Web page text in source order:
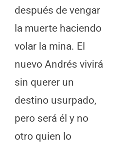
después de vengar
la muerte haciendo
volar la mina. El
nuevo Andrés vivirá
sin querer un
destino usurpado,
pero será él y no
otro quien lo